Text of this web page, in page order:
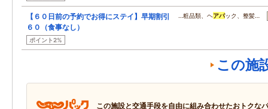
【６０日前の予約でお得にステイ】早期割引
６０（食事なし）
ポイント2%
…粧品類、ヘアパック、整髪…
この施
この施設と交通手段を自由に組み合わせたおトクな